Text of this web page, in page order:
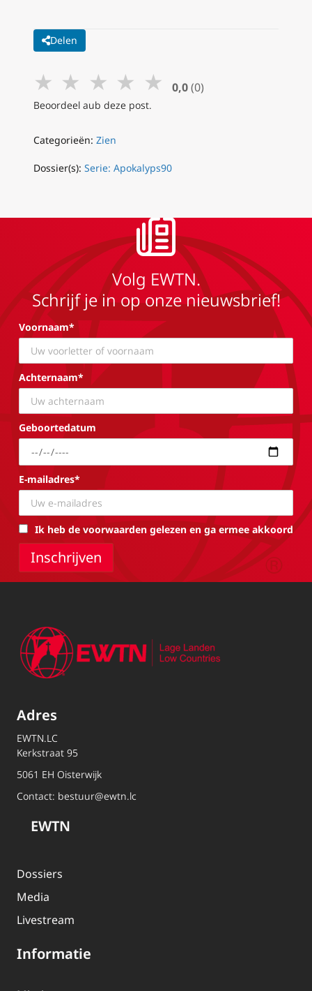
Delen
★ ★ ★ ★ ★ 0,0 (0)
Beoordeel aub deze post.
Categorieën: Zien
Dossier(s): Serie: Apokalyps90
Volg EWTN.
Schrijf je in op onze nieuwsbrief!
Voornaam*
Achternaam*
Geboortedatum
E-mailadres*
Ik heb de voorwaarden gelezen en ga ermee akkoord
Adres
EWTN.LC
Kerkstraat 95
5061 EH Oisterwijk
Contact: bestuur@ewtn.lc
EWTN
Dossiers
Media
Livestream
Informatie